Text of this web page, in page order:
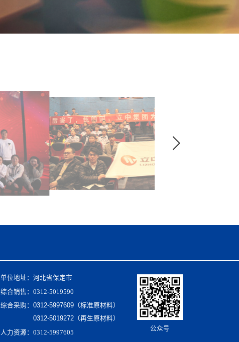
单位地址：河北省保定市
综合销售：0312-5019590
综合采购： 0312-5997609（标准原材料）
0312-5019272（再生原材料）
人力资源：0312-5997605
公众号